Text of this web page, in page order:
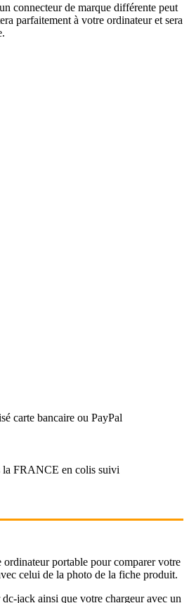
connecteur de marque différente peut
parfaitement à votre ordinateur et sera
carte bancaire ou PayPal
la FRANCE en colis suivi
ordinateur portable pour comparer votre
celui de la photo de la fiche produit.
jack ainsi que votre chargeur avec un